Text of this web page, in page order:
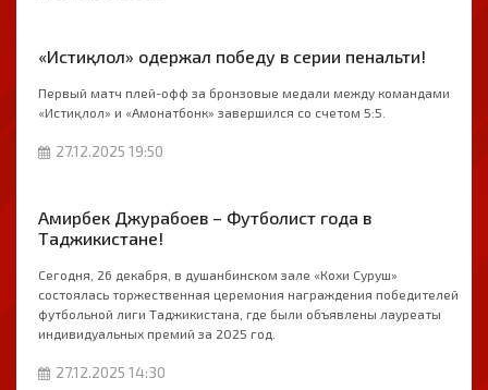
«Истиқлол» одержал победу в серии пенальти!
Первый матч плей-офф за бронзовые медали между командами
«Истиқлол» и «Амонатбонк» завершился со счетом 5:5.
27.12.2025 19:50
Амирбек Джурабоев – Футболист года в
Таджикистане!
Сегодня, 26 декабря, в душанбинском зале «Кохи Суруш»
состоялась торжественная церемония награждения победителей
футбольной лиги Таджикистана, где были объявлены лауреаты
индивидуальных премий за 2025 год.
27.12.2025 14:30